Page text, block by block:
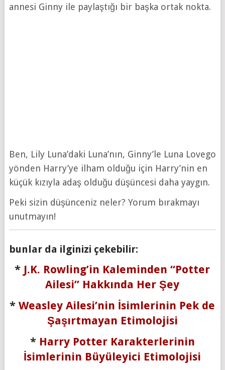
annesi Ginny ile paylaştığı bir başka ortak nokta.
Ben, Lily Luna’daki Luna’nın, Ginny’le Luna
yönden Harry’ye ilham olduğu için Harry’nin en
küçük kızıyla adaş olduğu düşüncesi daha yaygın.
Peki sizin düşünceniz neler? Yorum bırakmayı
unutmayın!
bunlar da ilginizi çekebilir:
* J.K. Rowling’in Kaleminden “Potter
Ailesi” Hakkında Her Şey
*Weasley Ailesi’nin İsimlerinin Pek de
Şaşırtmayan Etimolojisi
* Harry Potter Karakterlerinin
İsimlerinin Büyüleyici Etimolojisi